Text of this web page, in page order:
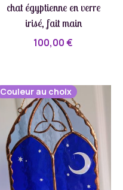
chat égyptienne en verre
irisé, fait main
100,00€
Couleur au choix